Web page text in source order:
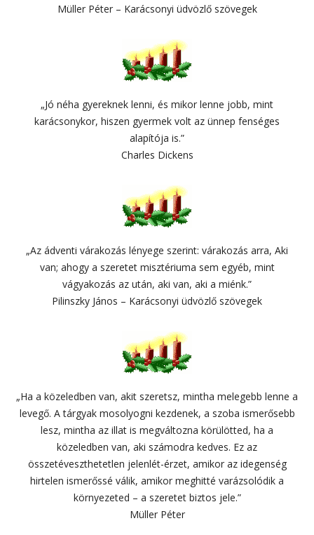
Müller Péter – Karácsonyi üdvözlő szövegek
„Jó néha gyereknek lenni, és mikor lenne jobb, mint
karácsonykor, hiszen gyermek volt az ünnep fenséges
alapítója is.”
Charles Dickens
„Az ádventi várakozás lényege szerint: várakozás arra, Aki
van; ahogy a szeretet misztériuma sem egyéb, mint
vágyakozás az után, aki van, aki a miénk.”
Pilinszky János – Karácsonyi üdvözlő szövegek
„Ha a közeledben van, akit szeretsz, mintha melegebb lenne a
levegő. A tárgyak mosolyogni kezdenek, a szoba ismerősebb
lesz, mintha az illat is megváltozna körülötted, ha a
közeledben van, aki számodra kedves. Ez az
összetéveszthetetlen jelenlét-érzet, amikor az idegenség
hirtelen ismerőssé válik, amikor meghitté varázsolódik a
környezeted – a szeretet biztos jele.”
Müller Péter